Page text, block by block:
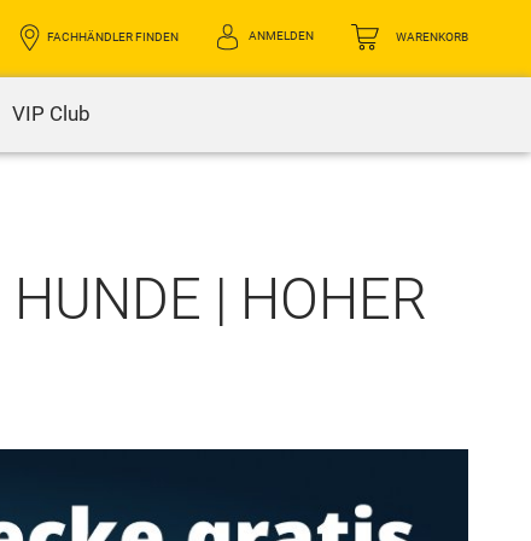
WARENKORB
FACHHÄNDLER FINDEN ANMELDEN
VIP Club
| HOHER